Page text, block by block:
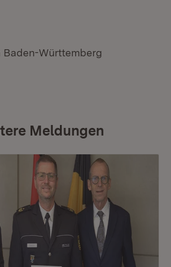
Baden-Württemberg
Meldungen